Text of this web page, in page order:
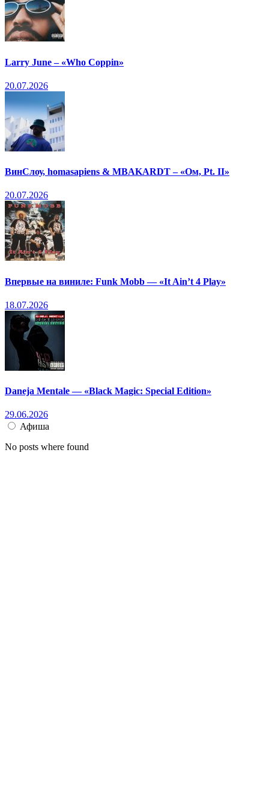
Larry June – «Who Coppin»
20.07.2026
ВинСлоу, homasapiens & MBAKARDT – «Ом, Pt. II»
20.07.2026
Впервые на виниле: Funk Mobb — «It Ain’t 4 Play»
18.07.2026
Daneja Mentale — «Black Magic: Special Edition»
29.06.2026
Афиша
No posts where found